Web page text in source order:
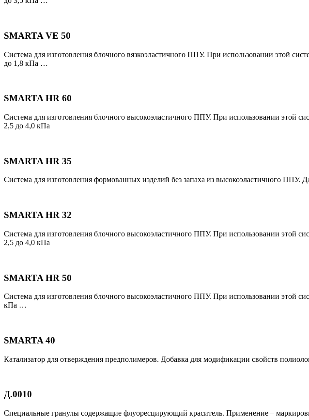
SMARTA VE 50
Система для изготовления блочного вязкоэластичного ППУ. При использовании этой
до 1,8 кПа …
SMARTA HR 60
Система для изготовления блочного высокоэластичного ППУ. При использовании этой
2,5 до 4,0 кПа
SMARTA HR 35
Система для изготовления формованных изделий без запаха из высокоэластичного ППУ.
SMARTA HR 32
Система для изготовления блочного высокоэластичного ППУ. При использовании этой
2,5 до 4,0 кПа
SMARTA HR 50
Система для изготовления блочного высокоэластичного ППУ. При использовании этой
кПа …
SMARTA 40
Катализатор для отверждения предполимеров. Добавка для модификации свойств
Д.0010
Специальные гранулы содержащие флуоресцирующий краситель. Применение –